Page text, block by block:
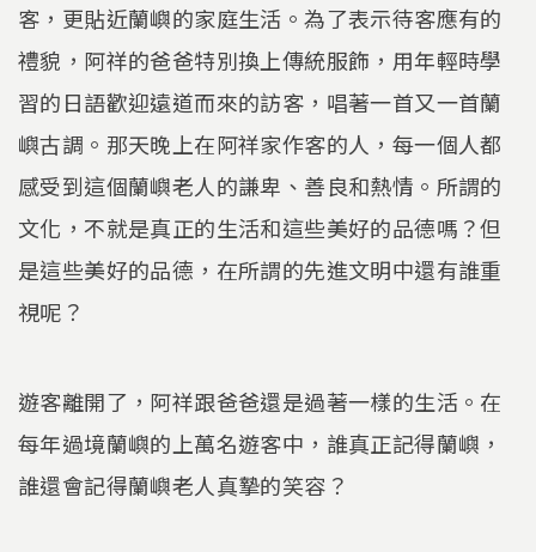
客，更貼近蘭嶼的家庭生活。為了表示待客應有的
禮貌，阿祥的爸爸特別換上傳統服飾，用年輕時學
習的日語歡迎遠道而來的訪客，唱著一首又一首蘭
嶼古調。那天晚上在阿祥家作客的人，每一個人都
感受到這個蘭嶼老人的謙卑、善良和熱情。所謂的
文化，不就是真正的生活和這些美好的品德嗎？但
是這些美好的品德，在所謂的先進文明中還有誰重
視呢？
遊客離開了，阿祥跟爸爸還是過著一樣的生活。在
每年過境蘭嶼的上萬名遊客中，誰真正記得蘭嶼，
誰還會記得蘭嶼老人真摯的笑容？